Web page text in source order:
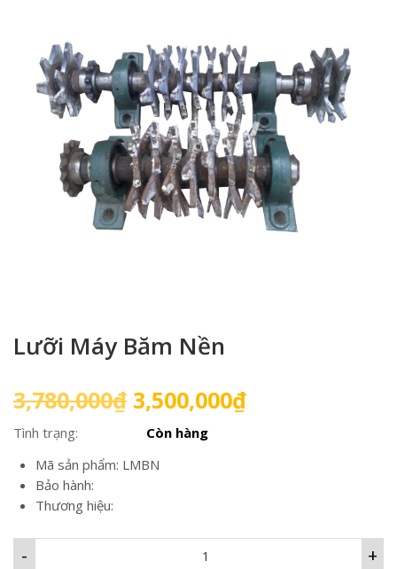
Lưỡi Máy Băm Nền
3,780,000₫ Giá
gốc
là:
3,780,000₫.
3,500,000₫Giá
Tình trạng:
Còn hàng
Mã sản phẩm: LMBN
Bảo hành:
Thương hiệu:
+
-